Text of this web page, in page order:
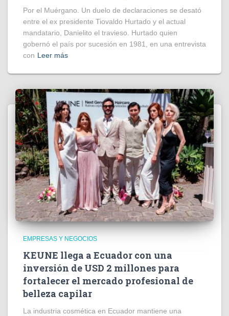
Por el Muérgano. Un duelo de declaraciones se desató
entre el ex presidente Tiovaldo Hurtado y el actual
mandatario, Danielito el travieso. Hurtado quien
gobernó el país por sucesión en 1981, en una entrevista
con Leer más
EMPRESAS Y NEGOCIOS
KEUNE llega a Ecuador con una
inversión de USD 2 millones para
fortalecer el mercado profesional de
belleza capilar
La industria cosmética en Ecuador mantiene una